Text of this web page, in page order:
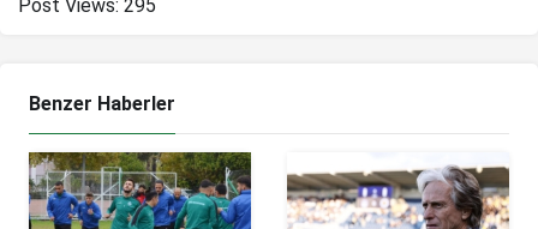
Post Views: 295
Benzer Haberler